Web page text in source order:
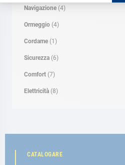
Navigazione (4)
Ormeggio (4)
Cordame (1)
Sicurezza (6)
Comfort (7)
Elettricità (8)
CATALOGARE